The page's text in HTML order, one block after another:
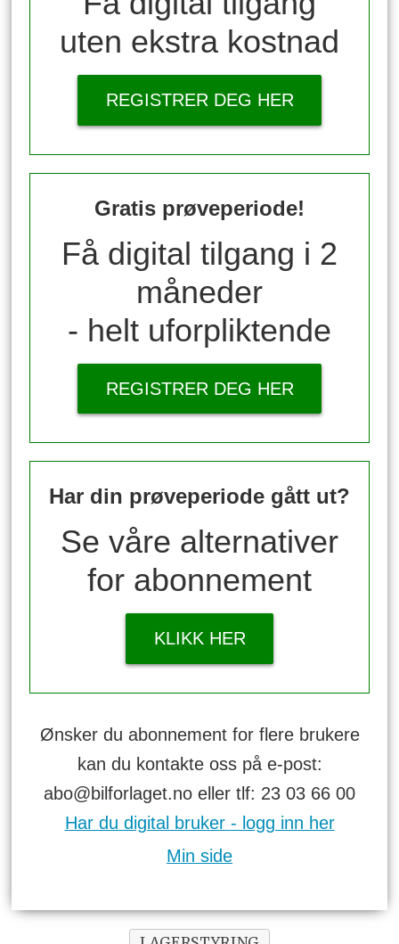
uten ekstra kostnad
REGISTRER DEG HER
Gratis prøveperiode!
Få digital tilgang i 2
måneder
- helt uforpliktende
REGISTRER DEG HER
Har din prøveperiode gått ut?
Se våre alternativer
for abonnement
KLIKK HER
Ønsker du abonnement for flere brukere
kan du kontakte oss på e-post:
abo@bilforlaget.no eller tlf: 23 03 66 00
Har du digital bruker - logg inn her
Min side